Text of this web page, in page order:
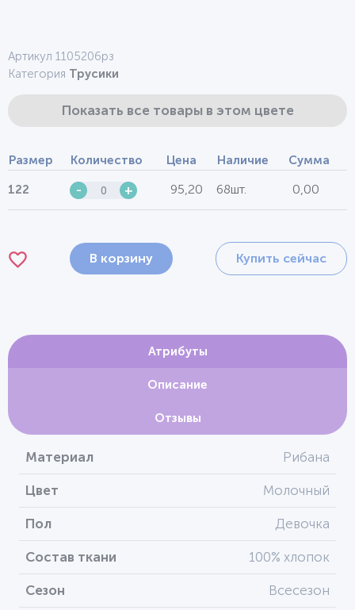
Артикул 1105206рз
Категория Трусики
Показать все товары в этом цвете
Размер Количество Цена Наличие Сумма
122 - + 95,20 68шт. 0,00
В корзину Купить сейчас
Атрибуты
Описание
Отзывы
Материал Рибана
Цвет Молочный
Пол Девочка
Состав ткани 100% хлопок
Сезон Всесезон